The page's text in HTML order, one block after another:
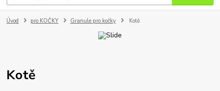
Úvod pro KOČKY Granule pro kočky Kotě
Kotě